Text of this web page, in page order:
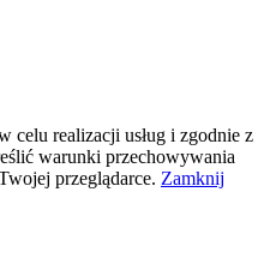
celu realizacji usług i zgodnie z
warunki przechowywania
przeglądarce. Zamknij